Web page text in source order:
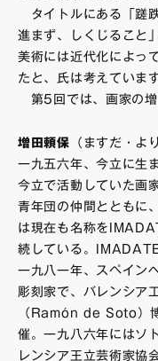
タイトルにある「蹉
進まず、しくじること
美術には近代化によっ
たと、氏は考えています
第5回では、画家の増
増田頼保 （ますだ・よ
一九五六年、今立に生
今立で活動していた画
青年団の仲間とともに
は現在も名称を
続している。
一九八一年、スペイン
彫刻家で、バレンシア
（Ramón de Soto）
催。一九八六年にはソ
レンシア王立芸術家協